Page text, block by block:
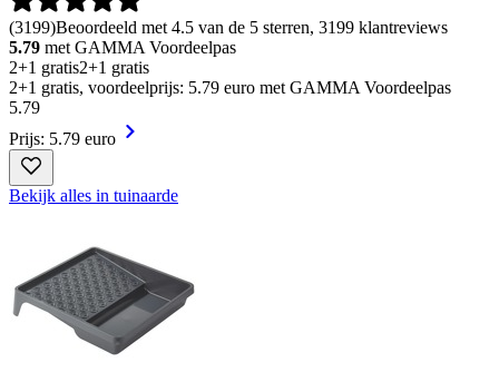
(3199)Beoordeeld met 4.5 van de 5 sterren, 3199 klantreviews
5.79 met GAMMA Voordeelpas
2+1 gratis2+1 gratis
2+1 gratis, voordeelprijs: 5.79 euro met GAMMA Voordeelpas
5.79
Prijs: 5.79 euro
Bekijk alles in tuinaarde